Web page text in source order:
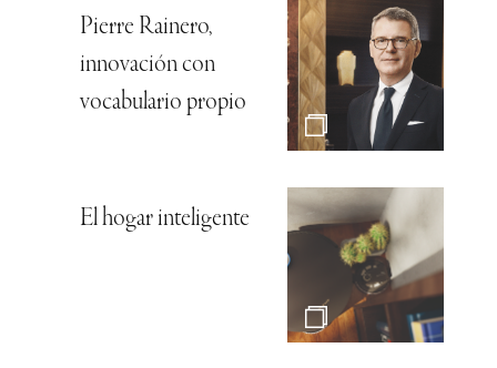
Pierre Rainero,
innovación con
vocabulario propio
El hogar inteligente